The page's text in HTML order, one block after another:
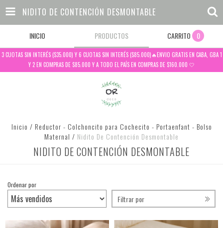
NIDITO DE CONTENCIÓN DESMONTABLE
INICIO PRODUCTOS CARRITO 0
3 CUOTAS SIN INTERÉS ($35.000) Y 6 CUOTAS SIN INTERÉS ($85.000)🔥ENVIO GRATIS EN CABA, GBA 1
Y 2 EN COMPRAS DE $85.000 Y A TODO EL PAÍS EN COMPRAS DE $160.000 🤍
Inicio / Reductor - Colchoncito para Cochecito - Portaenfant - Bolso
Maternal / Nidito De Contención Desmontable
NIDITO DE CONTENCIÓN DESMONTABLE
Ordenar por
Filtrar por